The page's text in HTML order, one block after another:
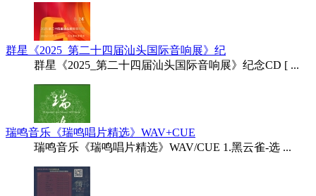
群星《2025_第二十四届汕头国际音响展》纪
群星《2025_第二十四届汕头国际音响展》纪念CD [ ...
瑞鸣音乐《瑞鸣唱片精选》WAV+CUE
瑞鸣音乐《瑞鸣唱片精选》WAV/CUE 1.黑云雀-选 ...